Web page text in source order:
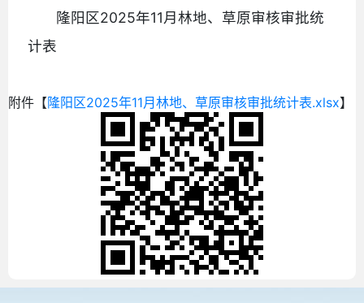
隆阳区2025年11月林地、草原审核审批统
计表
附件【隆阳区2025年11月林地、草原审核审批统计表.xlsx】